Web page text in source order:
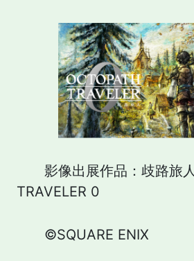
影像出展作品：歧路旅
TRAVELER 0
©SQUARE ENIX